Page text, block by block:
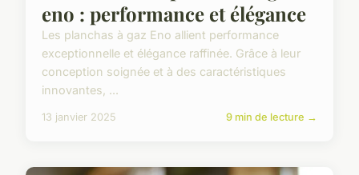
eno : performance et élégance
Les planchas à gaz Eno allient performance
exceptionnelle et élégance raffinée. Grâce à leur
conception soignée et à des caractéristiques
innovantes, ...
13 janvier 2025 9 min de lecture →